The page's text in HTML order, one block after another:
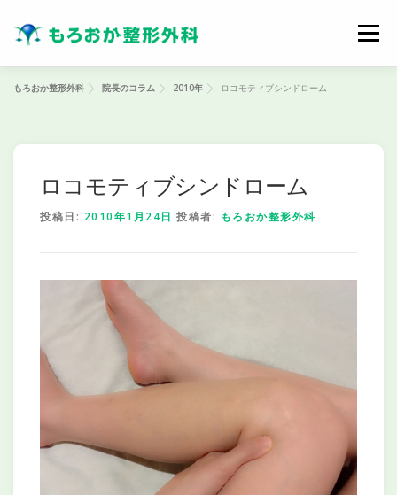
メニュー
もろおか整形外科 院長のコラム 2010年 ロコモティブシンドローム
ロコモティブシンドローム
投稿日: 2010年1月24日 投稿者: もろおか整形外科